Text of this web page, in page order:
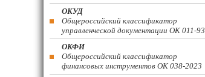
ОКУД
Общероссийский классификатор
управленческой документации ОК 011-93
ОКФИ
Общероссийский классификатор
финансовых инструментов OK 038-2023